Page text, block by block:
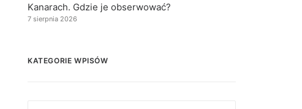
Kanarach. Gdzie je obserwować?
7 sierpnia 2026
KATEGORIE WPISÓW